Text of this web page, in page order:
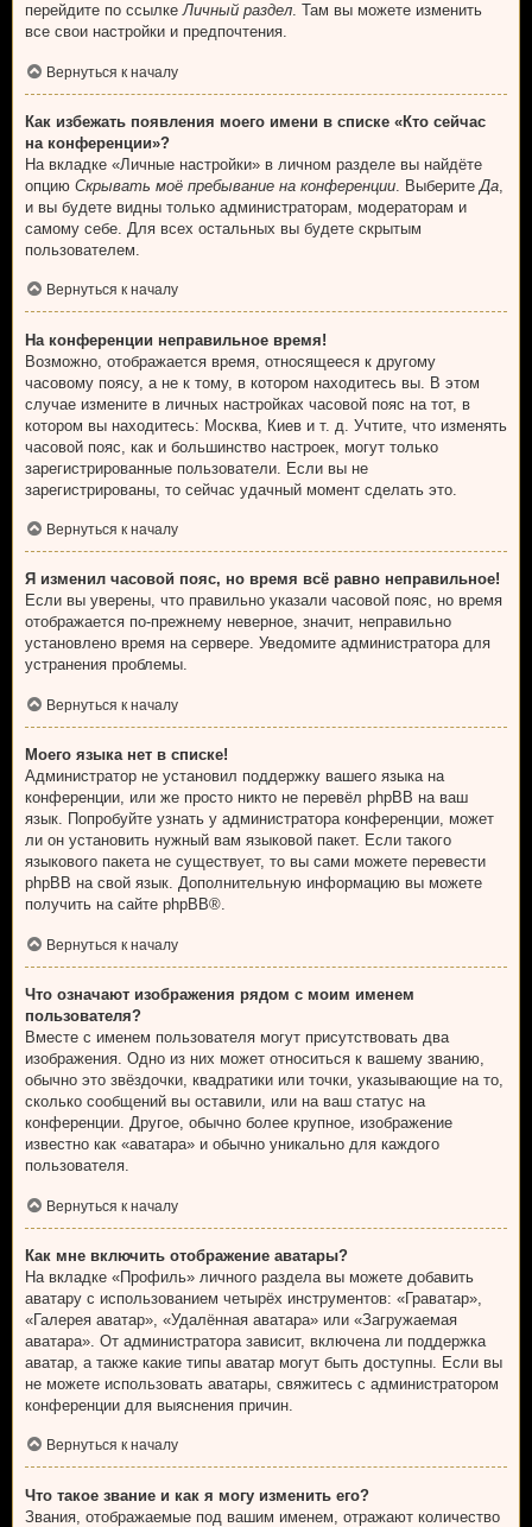
перейдите по ссылкеЛичный раздел. Там вы можете изменить
все свои настройки и предпочтения.
Вернуться к началу
Как избежать появления моего имени в списке «Кто сейчас
на конференции»?
На вкладке «Личные настройки» в личном разделе вы найдёте
опцию Скрывать моё пребывание на конференции . Выберите Да
и вы будете видны только администраторам, модераторам и
самому себе. Для всех остальных вы будете скрытым
пользователем.
Вернуться к началу
На конференции неправильное время!
Возможно, отображается время, относящееся к другому
часовому поясу, а не к тому, в котором находитесь вы. В этом
случае измените в личных настройках часовой пояс на тот, в
котором вы находитесь: Москва, Киев и т. д. Учтите, что изменять
часовой пояс, как и большинство настроек, могут только
зарегистрированные пользователи. Если вы не
зарегистрированы, то сейчас удачный момент сделать это.
Вернуться к началу
Я изменил часовой пояс, но время всё равно неправильное!
Если вы уверены, что правильно указали часовой пояс, но время
отображается по-прежнему неверное, значит, неправильно
установлено время на сервере. Уведомите администратора для
устранения проблемы.
Вернуться к началу
Моего языка нет в списке!
Администратор не установил поддержку вашего языка на
конференции, или же просто никто не перевёл phpBB на ваш
язык. Попробуйте узнать у администратора конференции, может
ли он установить нужный вам языковой пакет. Если такого
языкового пакета не существует, то вы сами можете перевести
phpBB на свой язык. Дополнительную информацию вы можете
получить на сайте phpBB®.
Вернуться к началу
Что означают изображения рядом с моим именем
пользователя?
Вместе с именем пользователя могут присутствовать два
изображения. Одно из них может относиться к вашему званию,
обычно это звёздочки, квадратики или точки, указывающие на то,
сколько сообщений вы оставили, или на ваш статус на
конференции. Другое, обычно более крупное, изображение
известно как «аватара» и обычно уникально для каждого
пользователя.
Вернуться к началу
Как мне включить отображение аватары?
На вкладке «Профиль» личного раздела вы можете добавить
аватару с использованием четырёх инструментов: «Граватар»,
«Галерея аватар», «Удалённая аватара» или «Загружаемая
аватара». От администратора зависит, включена ли поддержка
аватар, а также какие типы аватар могут быть доступны. Если вы
не можете использовать аватары, свяжитесь с администратором
конференции для выяснения причин.
Вернуться к началу
Что такое звание и как я могу изменить его?
Звания, отображаемые под вашим именем, отражают количество